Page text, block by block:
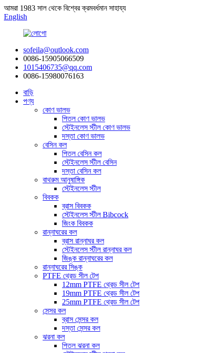
আমরা 1983 সাল থেকে বিশ্বের ক্রমবর্ধমান সাহায্য
English
sofeila@outlook.com
0086-15905066509
1015406735@qq.com
0086-15980076163
বাড়ি
পণ্য
কোণ ভালভ
পিতল কোণ ভালভ
স্টেইনলেস স্টীল কোণ ভালভ
দস্তা কোণ ভালভ
বেসিন কল
পিতল বেসিন কল
স্টেইনলেস স্টীল বেসিন
দস্তা বেসিন কল
বাথরুম আনুষাঙ্গিক
স্টেইনলেস স্টীল
বিবকক
ব্রাস বিবকক
স্টেইনলেস স্টীল Bibcock
জিংক বিবকক
রান্নাঘরের কল
ব্রাস রান্নাঘর কল
স্টেইনলেস স্টীল রান্নাঘর কল
জিঙ্ক রান্নাঘরের কল
রান্নাঘরের সিঙ্ক
PTFE থ্রেড সীল টেপ
12mm PTFE থ্রেড সীল টেপ
19mm PTFE থ্রেড সীল টেপ
25mm PTFE থ্রেড সীল টেপ
সেন্সর কল
ব্রাস সেন্সর কল
দস্তা সেন্সর কল
ঝরনা কল
পিতল ঝরনা কল